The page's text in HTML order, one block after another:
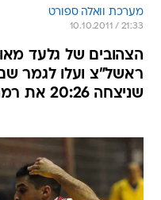
מערכת וואלה ספורט
10.10.2011 / 21:33
ראשל"צ ועלו לגמר
שניצחה 20:26 את רמה"ש